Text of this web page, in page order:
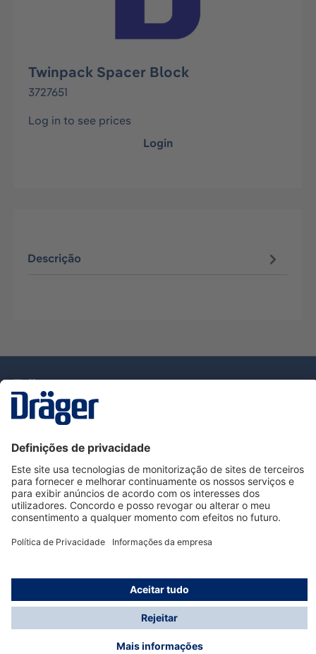
Twinpack Spacer Block
3727651
Log in to see prices
Login
Descrição
Serviço de Apoio ao Cliente Dräger
Utilização da loja
Informações
© Dräger Portugal, Lda, 2024
* Todos os preços excl. IVA mais
possíveis taxas de entrega, se não for indicado o